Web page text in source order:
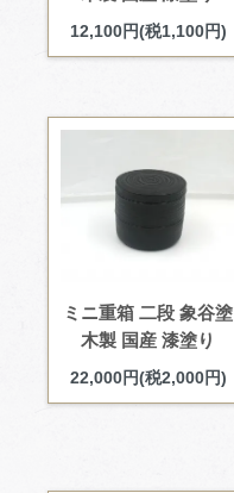
12,100円(税1,100円)
ミニ重箱 二段 象谷塗
木製 国産 漆塗り
22,000円(税2,000円)